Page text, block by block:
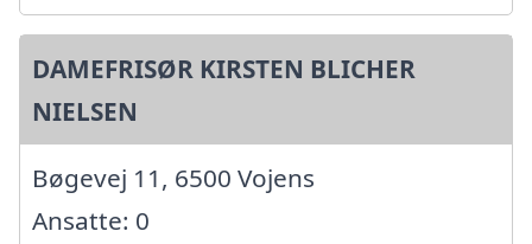
DAMEFRISØR KIRSTEN BLICHER
NIELSEN
Bøgevej 11, 6500 Vojens
Ansatte: 0